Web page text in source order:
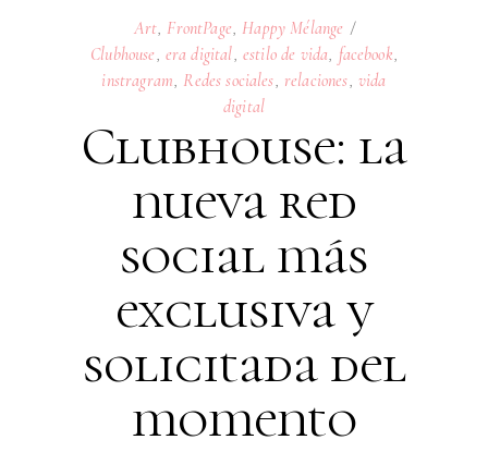
Art FrontPage Happy Mélange
Clubhouse era digital estilo de vida facebook
instragram Redes sociales relaciones vida
digital
Clubhouse: la
nueva red
social más
exclusiva y
solicitada del
momento